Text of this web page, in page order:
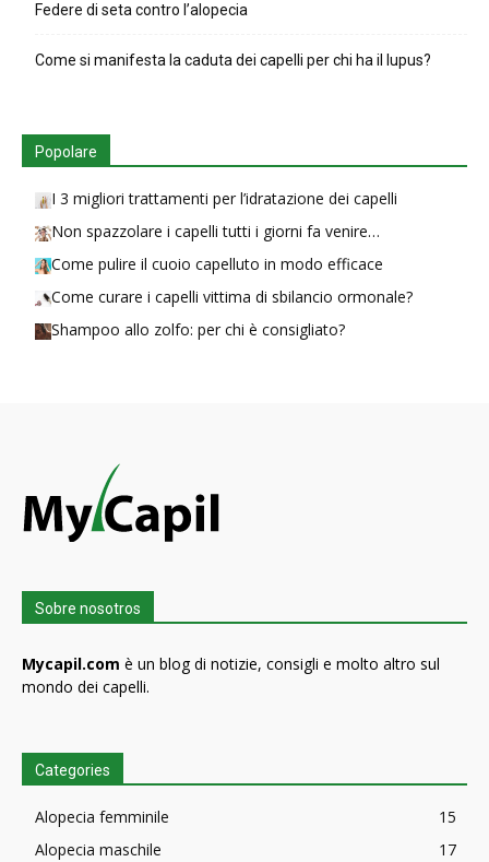
Federe di seta contro l’alopecia
Come si manifesta la caduta dei capelli per chi ha il lupus?
Popolare
I 3 migliori trattamenti per l’idratazione dei capelli
Non spazzolare i capelli tutti i giorni fa venire…
Come pulire il cuoio capelluto in modo efficace
Come curare i capelli vittima di sbilancio ormonale?
Shampoo allo zolfo: per chi è consigliato?
Sobre nosotros
Mycapil.com è un blog di notizie, consigli e molto altro sul
mondo dei capelli.
Categories
Alopecia femminile
15
Alopecia maschile
17